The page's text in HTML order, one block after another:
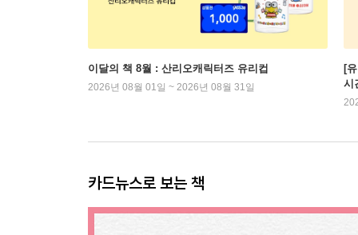
이달의 책 8월 : 산리오캐릭터즈 유리컵
2026년 08월 01일 ~ 2026년 08월 31일
[
시
카드뉴스로 보는 책